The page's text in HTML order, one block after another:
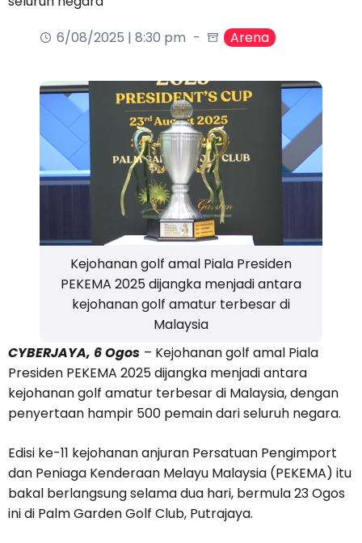
6/08/2025 | 8:30 pm
Arena
Kejohanan golf amal Piala Presiden
PEKEMA 2025 dijangka menjadi antara
kejohanan golf amatur terbesar di
Malaysia
CYBERJAYA, 6 Ogos – Kejohanan golf amal Piala
Presiden PEKEMA 2025 dijangka menjadi antara
kejohanan golf amatur terbesar di Malaysia, dengan
penyertaan hampir 500 pemain dari seluruh negara.
Edisi ke-11 kejohanan anjuran Persatuan Pengimport
dan Peniaga Kenderaan Melayu Malaysia (PEKEMA) itu
bakal berlangsung selama dua hari, bermula 23 Ogos
ini di Palm Garden Golf Club, Putrajaya.